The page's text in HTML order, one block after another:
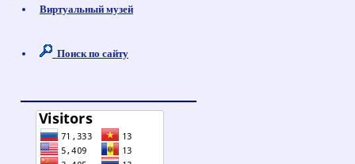
Виртуальный музей
Поиск по сайту